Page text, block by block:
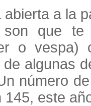
abierta a la
son que
o vespa)
algunas
número
145, este